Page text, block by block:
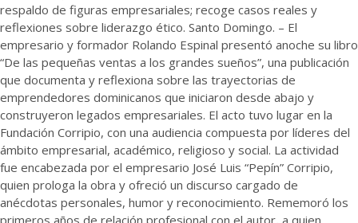
respaldo de figuras empresariales; recoge casos reales y
reflexiones sobre liderazgo ético. Santo Domingo. – El
empresario y formador Rolando Espinal presentó anoche su libro
“De las pequeñas ventas a los grandes sueños”, una publicación
que documenta y reflexiona sobre las trayectorias de
emprendedores dominicanos que iniciaron desde abajo y
construyeron legados empresariales. El acto tuvo lugar en la
Fundación Corripio, con una audiencia compuesta por líderes del
ámbito empresarial, académico, religioso y social. La actividad
fue encabezada por el empresario José Luis “Pepín” Corripio,
quien prologa la obra y ofreció un discurso cargado de
anécdotas personales, humor y reconocimiento. Rememoró los
primeros años de relación profesional con el autor, a quien